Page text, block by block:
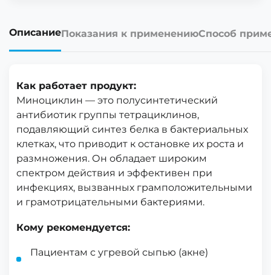
ОписаниеПоказания к применениюСпособ
Как работает продукт:
Миноциклин — это полусинтетический
антибиотик группы тетрациклинов,
подавляющий синтез белка в бактериальных
клетках, что приводит к остановке их роста и
размножения. Он обладает широким
спектром действия и эффективен при
инфекциях, вызванных грамположительными
и грамотрицательными бактериями.
Кому рекомендуется:
Пациентам с угревой сыпью (акне)